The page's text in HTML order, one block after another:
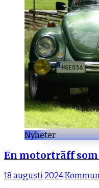
Nyheter
En motorträff som
18 augusti 2024